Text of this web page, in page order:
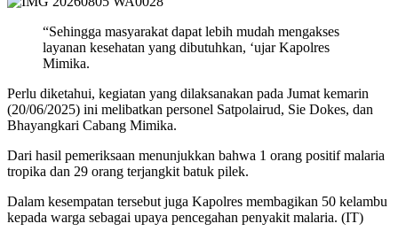
“Sehingga masyarakat dapat lebih mudah mengakses
layanan kesehatan yang dibutuhkan, ‘ujar Kapolres
Mimika.
Perlu diketahui, kegiatan yang dilaksanakan pada Jumat kemarin
(20/06/2025) ini melibatkan personel Satpolairud, Sie Dokes, dan
Bhayangkari Cabang Mimika.
Dari hasil pemeriksaan menunjukkan bahwa 1 orang positif malaria
tropika dan 29 orang terjangkit batuk pilek.
Dalam kesempatan tersebut juga Kapolres membagikan 50 kelambu
kepada warga sebagai upaya pencegahan penyakit malaria. (IT)